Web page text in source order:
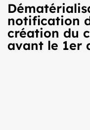
notification
création du
avant le 1er